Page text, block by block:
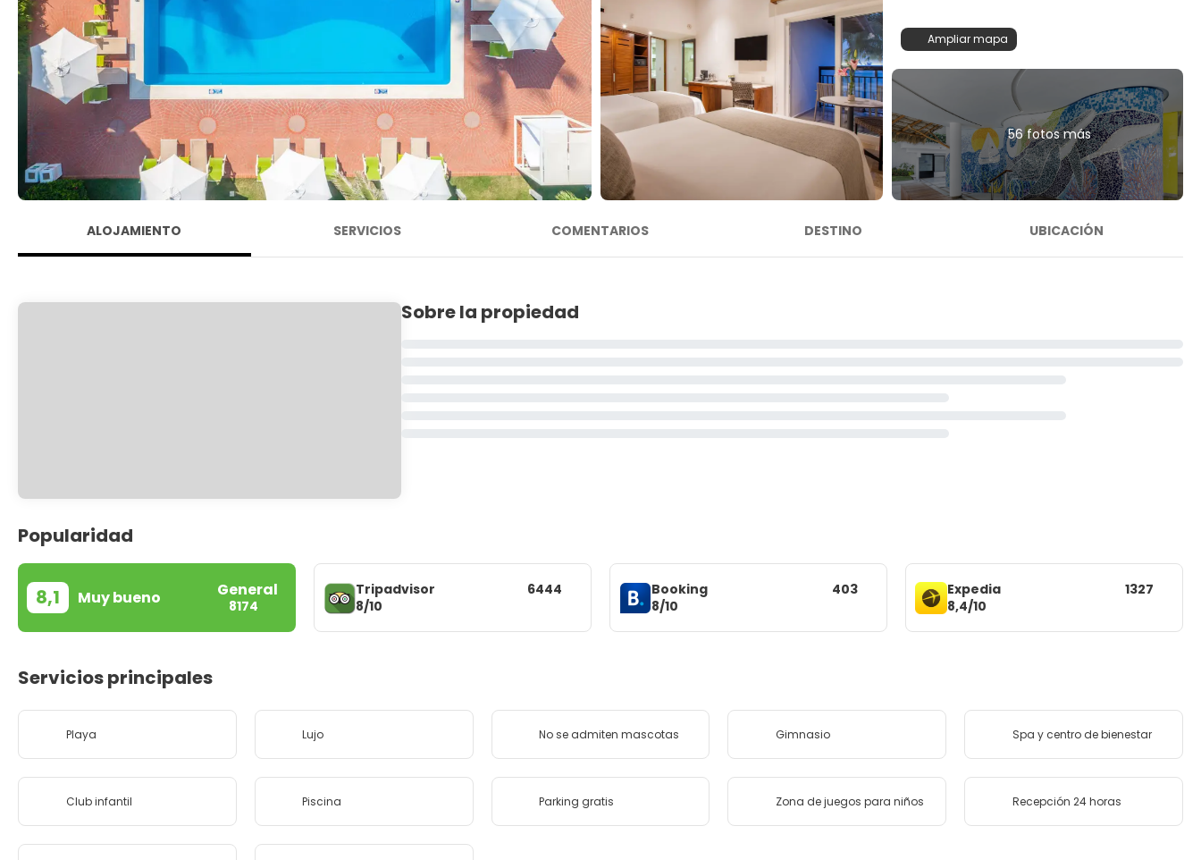
Ampliar mapa
56 fotos más
ALOJAMIENTO SERVICIOS COMENTARIOS DESTINO UBICACIÓN
Sobre la propiedad
Popularidad
8,1 Muy bueno General
8174
Tripadvisor
8/10
6444
Booking
8/10
403
Expedia
8,4/10
1327
Servicios principales
Playa Lujo No se admiten mascotas Gimnasio Spa y centro de bienestar
Club infantil Piscina Parking gratis Zona de juegos para niños Recepción 24 horas